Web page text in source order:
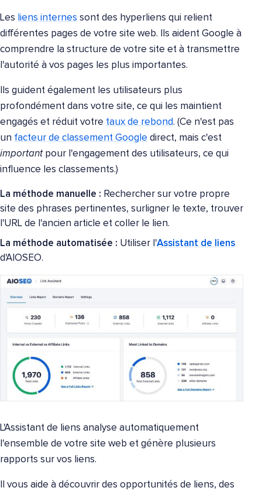
Les liens internes sont des hyperliens qui relient
différentes pages de votre site web. Ils aident Google à
comprendre la structure de votre site et à transmettre
l'autorité à vos pages les plus importantes.
Ils guident également les utilisateurs plus
profondément dans votre site, ce qui les maintient
engagés et réduit votre taux de rebond. (Ce n'est pas
un facteur de classement Google direct, mais c'est
importantpour l'engagement des utilisateurs, ce qui
influence les classements.)
La méthode manuelle : Rechercher sur votre propre
site des phrases pertinentes, surligner le texte, trouver
l'URL de l'ancien article et coller le lien.
La méthode automatisée : Utiliser l'Assistant de liens
d'AIOSEO.
L'Assistant de liens analyse automatiquement
l'ensemble de votre site web et génère plusieurs
rapports sur vos liens.
Il vous aide à découvrir des opportunités de liens, des